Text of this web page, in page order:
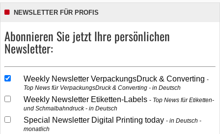
NEWSLETTER FÜR PROFIS
Abonnieren Sie jetzt Ihre persönlichen
Newsletter:
Weekly Newsletter VerpackungsDruck & Converting
Top News für VerpackungsDruck & Converting - in Deutsch
Weekly Newsletter Etiketten-Labels
Top News für Etiketten-
und Schmalbahndruck - in Deutsch
Special Newsletter Digital Printing today
in Deutsch -
monatlich